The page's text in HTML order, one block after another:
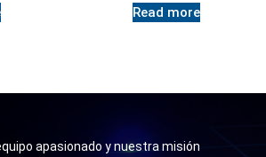
Read more
apasionado y nuestra misión